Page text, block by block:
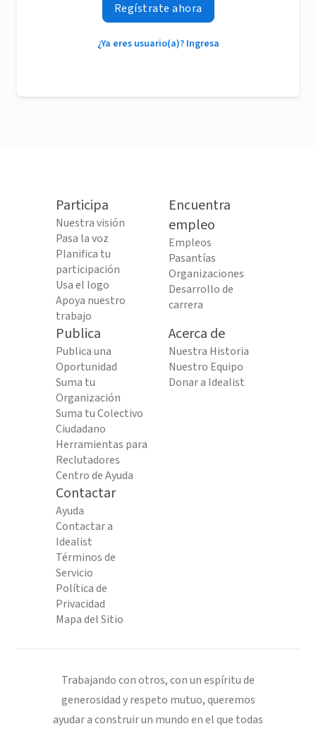
Regístrate ahora
¿Ya eres usuario(a)? Ingresa
Participa
Nuestra visión
Pasa la voz
Planifica tu
participación
Usa el logo
Apoya nuestro
trabajo
Encuentra
empleo
Empleos
Pasantías
Organizaciones
Desarrollo de
carrera
Publica
Publica una
Oportunidad
Suma tu
Organización
Suma tu Colectivo
Ciudadano
Herramientas para
Reclutadores
Centro de Ayuda
Acerca de
Nuestra Historia
Nuestro Equipo
Donar a Idealist
Contactar
Ayuda
Contactar a
Idealist
Términos de
Servicio
Política de
Privacidad
Mapa del Sitio
Trabajando con otros, con un espíritu de
generosidad y respeto mutuo, queremos
ayudar a construir un mundo en el que todas